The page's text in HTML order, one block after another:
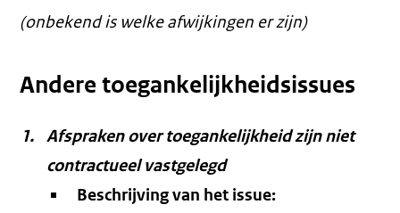
(onbekend is welke afwijkingen er zijn)
Andere toegankelijkheidsissues
Afspraken over toegankelijkheid zijn niet
contractueel vastgelegd
Beschrijving van het issue: